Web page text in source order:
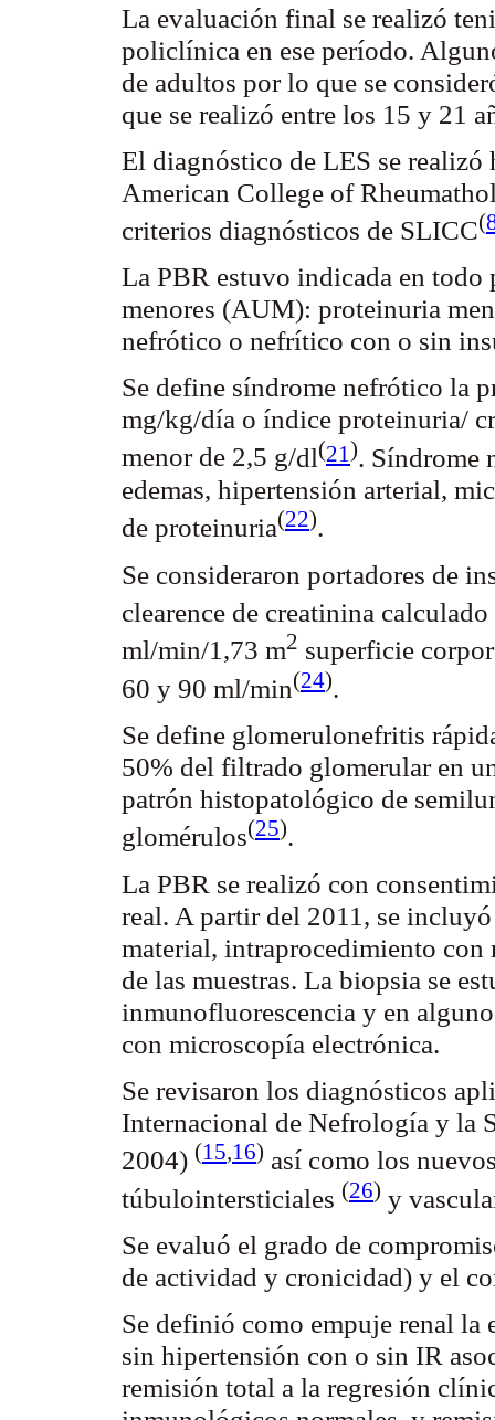
La evaluación final se realizó
policlínica en ese período.
de adultos por lo que se
que se realizó entre los 15 y 21
El diagnóstico de LES se realizó
American College of
criterios diagnósticos de SLICC(
La PBR estuvo indicada en todo
menores (AUM): proteinuria
nefrótico o nefrítico con o sin
Se define síndrome nefrótico la
mg/kg/día o índice proteinuria/
menor de 2,5 g/dl(21). Síndrome
edemas, hipertensión arterial,
de proteinuria(22).
Se consideraron portadores de
clearence de creatinina
ml/min/1,73 m2 superficie
60 y 90 ml/min(24).
Se define glomerulonefritis
50% del filtrado glomerular en
patrón histopatológico de
glomérulos(25).
La PBR se realizó con
real. A partir del 2011, se
material, intraprocedimiento con
de las muestras. La biopsia se
inmunofluorescencia y en
con microscopía electrónica.
Se revisaron los diagnósticos
Internacional de Nefrología y la
2004) (15,16) así como los
túbulointersticiales (26) y
Se evaluó el grado de
de actividad y cronicidad) y el
Se definió como empuje renal
sin hipertensión con o sin IR
remisión total a la regresión